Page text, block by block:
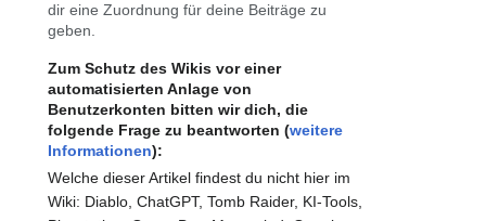
dir eine Zuordnung für deine Beiträge zu
geben.
Zum Schutz des Wikis vor einer
automatisierten Anlage von
Benutzerkonten bitten wir dich, die
folgende Frage zu beantworten (weitere
Informationen):
Welche dieser Artikel findest du nicht hier im
Wiki: Diablo, ChatGPT, Tomb Raider, KI-Tools,